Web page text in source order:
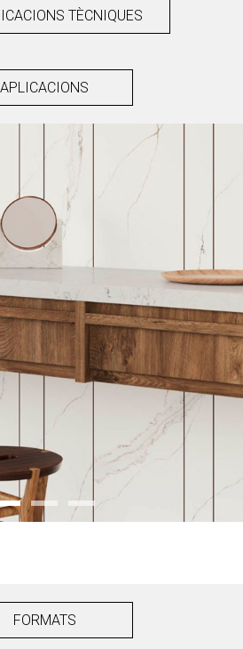
TÈCNIQUES
APLICACIONS
FORMATS